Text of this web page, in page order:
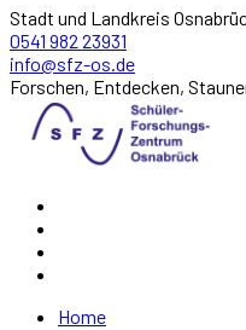
Stadt und Landkreis
0541 982 23931
info@sfz-os.de
Forschen, Entdecken,
Home